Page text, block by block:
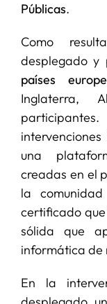
Públicas.
Como
desplegado y
países
Inglaterra,
una
creadas en el
la
certificado
sólida que
informática de
En la